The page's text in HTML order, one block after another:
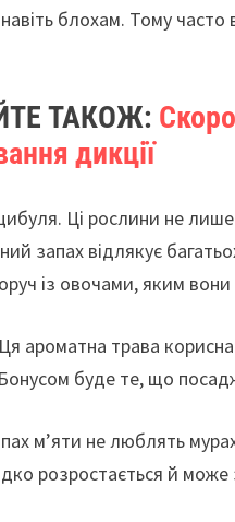
блохам. Тому
ТАКОЖ:
дикції
Ці рослини не
запах відлякує
із овочами, яким
ароматна трава
буде те, що
м’яти не люблять
розростається й може